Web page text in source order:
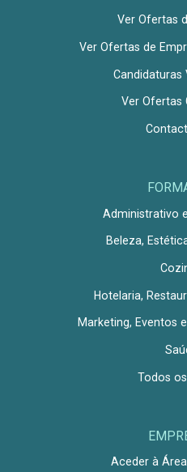
Ver Ofertas
Ver Ofertas de
Candidaturas
Ver Ofertas
Administrativo
Beleza,
Hotelaria,
Marketing, Eventos
Todos
Aceder à